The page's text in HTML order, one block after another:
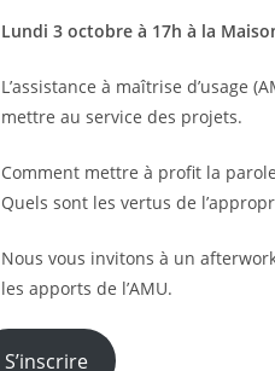
Lundi 3 octobre à 17h à la
L’assistance à maîtrise d’usage
mettre au service des projets.
Comment mettre à profit la
Quels sont les vertus de
Nous vous invitons à un
les apports de l’AMU.
S’inscrire